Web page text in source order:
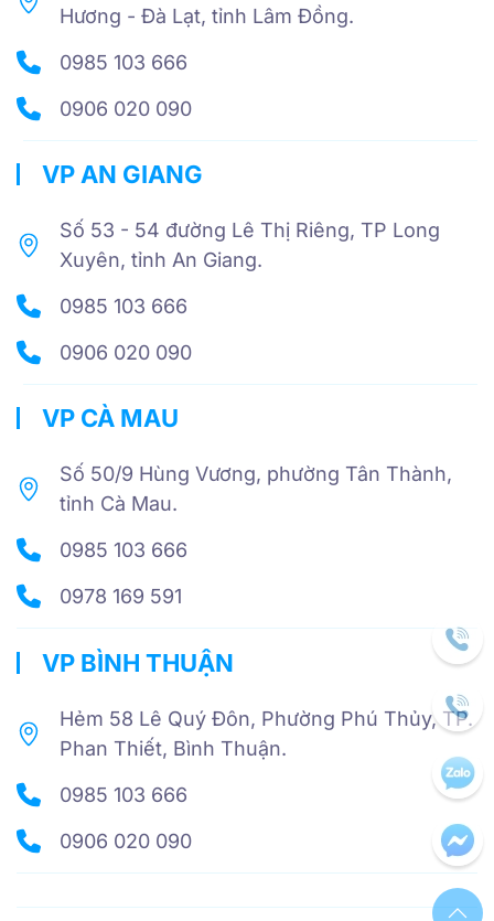
Hương - Đà Lạt, tỉnh Lâm Đồng.
0985 103 666
0906 020 090
VP AN GIANG
Số 53 - 54 đường Lê Thị Riêng, TP Long
Xuyên, tỉnh An Giang.
0985 103 666
0906 020 090
VP CÀ MAU
Số 50/9 Hùng Vương, phường Tân Thành,
tỉnh Cà Mau.
0985 103 666
0978 169 591
VP BÌNH THUẬN
Hẻm 58 Lê Quý Đôn, Phường Phú Thủy, TP.
Phan Thiết, Bình Thuận.
0985 103 666
0906 020 090